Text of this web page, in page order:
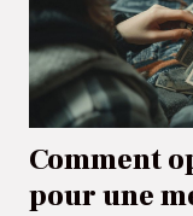
Comment
pour une